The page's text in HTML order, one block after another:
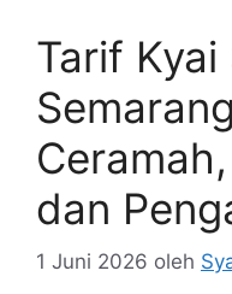
Tarif Kyai
dan
1 Juni 2026 oleh